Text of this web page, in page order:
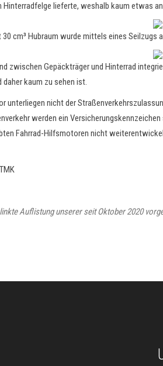
Hinterradfelge lieferte, weshalb kaum etwas
cm³ Hubraum wurde mittels eines Seilzugs
zwischen Gepäckträger und Hinterrad
kaum zu sehen ist.
unterliegen nicht der
werden ein
Fahrrad-Hilfsmotoren nicht
Auflistung unserer seit Oktober 2020